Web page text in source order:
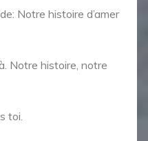
Notre histoire d’amer
Notre histoire, notre
toi.